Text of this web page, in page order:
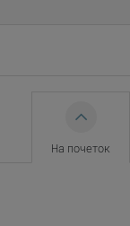
На почеток